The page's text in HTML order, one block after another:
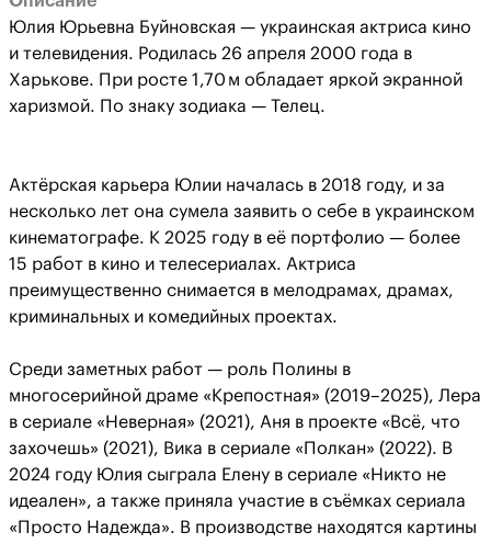
Юлия Юрьевна Буйновская — украинская актриса кино
и телевидения. Родилась 26 апреля 2000 года в
Харькове. При росте 1,70 м обладает яркой экранной
харизмой. По знаку зодиака — Телец.
Актёрская карьера Юлии началась в 2018 году, и за
несколько лет она сумела заявить о себе в украинском
кинематографе. К 2025 году в её портфолио — более
15 работ в кино и телесериалах. Актриса
преимущественно снимается в мелодрамах, драмах,
криминальных и комедийных проектах.
Среди заметных работ — роль Полины в
многосерийной драме «Крепостная» (2019–2025), Лера
в сериале «Неверная» (2021), Аня в проекте «Всё, что
захочешь» (2021), Вика в сериале «Полкан» (2022). В
2024 году Юлия сыграла Елену в сериале «Никто не
идеален», а также приняла участие в съёмках сериала
«Просто Надежда». В производстве находятся картины